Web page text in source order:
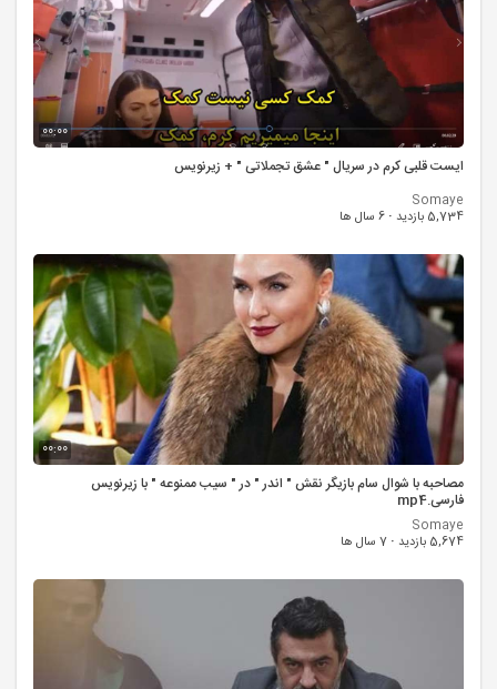
00:00
ایست قلبی کرم در سریال " عشق تجملاتی " + زیرنویس
Somaye
5,734 بازدید
· 6 سال ها
00:00
مصاحبه با شوال سام بازیگر نقش " اندر " در " سیب ممنوعه " با زیرنویس
فارسی.mp4
Somaye
5,674 بازدید
· 7 سال ها